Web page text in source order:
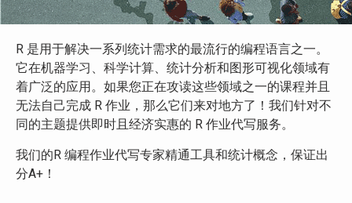
R 是用于解决一系列统计需求的最流行的编程语言之一。
它在机器学习、科学计算、统计分析和图形可视化领域有
着广泛的应用。如果您正在攻读这些领域之一的课程并且
无法自己完成 R 作业，那么它们来对地方了！我们针对不
同的主题提供即时且经济实惠的 R 作业代写服务。
我们的R 编程作业代写专家精通工具和统计概念，保证出
分A+！